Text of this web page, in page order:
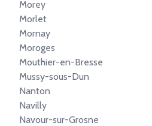
Morey
Morlet
Mornay
Moroges
Mouthier-en-Bresse
Mussy-sous-Dun
Nanton
Navilly
Navour-sur-Grosne